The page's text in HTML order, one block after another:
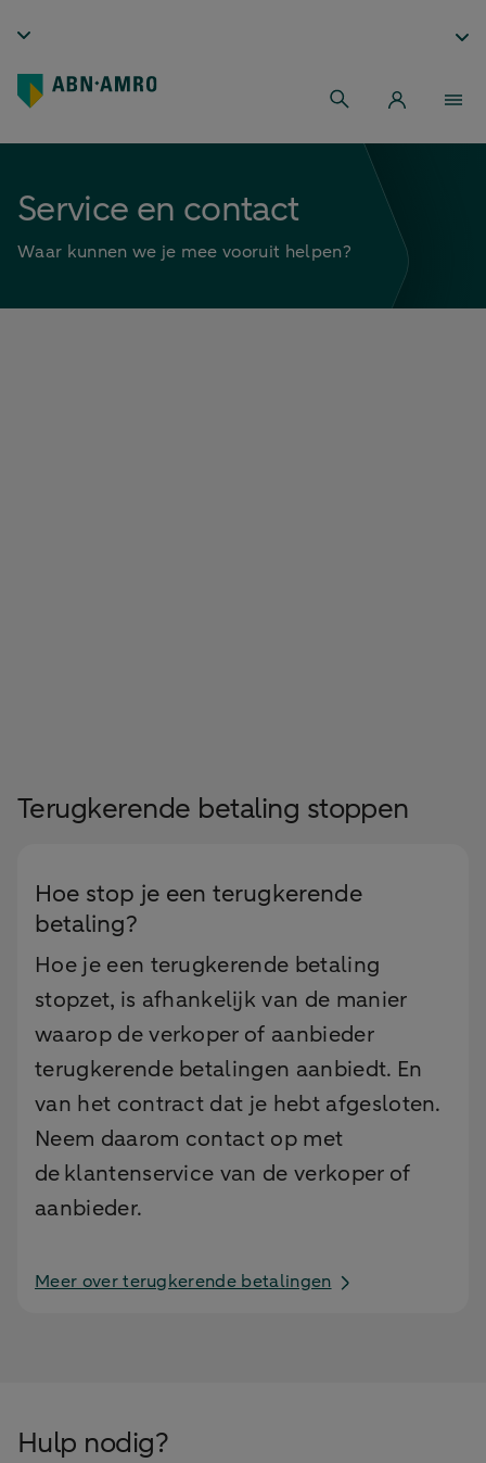
Service en contact
Waar kunnen we je mee vooruit helpen?
Terugkerende betaling stoppen
Hoe stop je een terugkerende
betaling?
Hoe je een terugkerende betaling
stopzet, is afhankelijk van de manier
waarop de verkoper of aanbieder
terugkerende betalingen aanbiedt. En
van het contract dat je hebt afgesloten.
Neem daarom contact op met
de klantenservice van de verkoper of
aanbieder.
Meer over terugkerende betalingen
Hulp nodig?